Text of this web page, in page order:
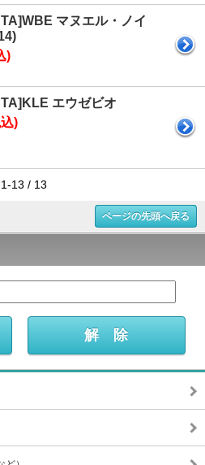
マヌエル・ノイ
)
エウゼビオ
)
1-13 / 13
ページの先頭へ戻る